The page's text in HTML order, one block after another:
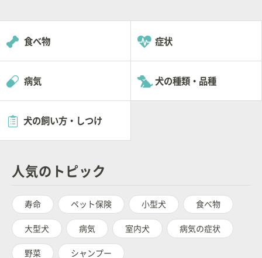
食べ物 症状
病気 犬の種類・品種
犬の飼い方・しつけ
人気のトピック
寿命 ペット保険 小型犬 食べ物
大型犬 病気 室内犬 病気の症状
野菜 シャンプー